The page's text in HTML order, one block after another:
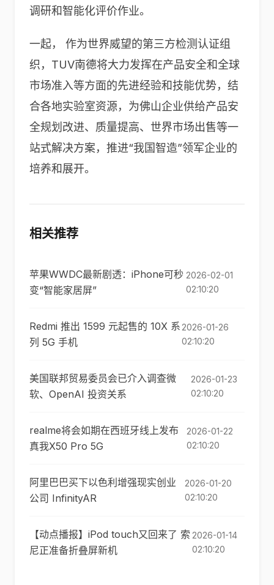
调研和智能化评价作业。
一起， 作为世界威望的第三方检测认证组
织，TUV南德将大力发挥在产品安全和全球
市场准入等方面的先进经验和技能优势，结
合各地实验室资源，为佛山企业供给产品安
全规划改进、质量提高、世界市场出售等一
站式解决方案，推进“我国智造”领军企业的
培养和展开。
相关推荐
苹果WWDC最新剧透：iPhone可秒
变“智能家居屏”
2026-02-01
02:10:20
Redmi 推出 1599 元起售的 10X 系
列 5G 手机
2026-01-26
02:10:20
美国联邦贸易委员会已介入调查微
软、OpenAI 投资关系
2026-01-23
02:10:20
realme将会如期在西班牙线上发布
真我X50 Pro 5G
2026-01-22
02:10:20
阿里巴巴买下以色利增强现实创业
公司 InfinityAR
2026-01-20
02:10:20
【动点播报】iPod touch又回来了 索
尼正准备折叠屏新机
2026-01-14
02:10:20